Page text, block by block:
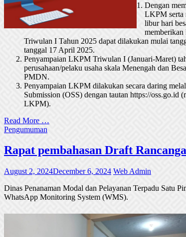
Dengan
LKPM serta
libur hari
memberikan
Triwulan I Tahun 2025 dapat dilakukan mulai
tanggal 17 April 2025.
Penyampaian LKPM Triwulan I (Januari-Maret)
perusahaan/pelaku usaha skala Menengah dan
PMDN.
Penyampaian LKPM dilakukan secara daring
Submission (OSS) dengan tautan https://oss.go.id
LKPM).
Read More …
Pengumuman
Rapat pembahasan Draft
August 2, 2024December 6, 2024 Web Admin
Dinas Penanaman Modal dan Pelayanan Terpadu Satu
WhatsApp Monitoring System (WMS).